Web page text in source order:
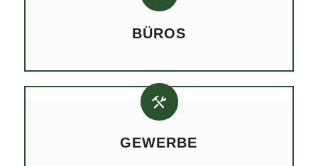
BÜROS
GEWERBE